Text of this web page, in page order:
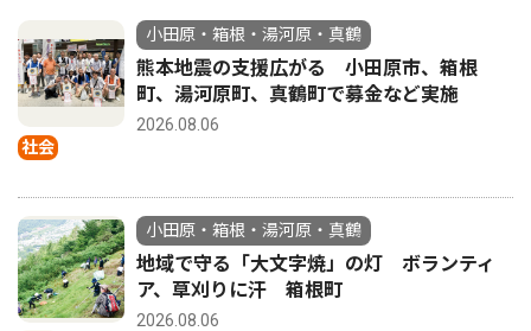
社会
小田原・箱根・湯河原・真鶴
熊本地震の支援広がる 小田原市、箱根
町、湯河原町、真鶴町で募金など実施
2026.08.06
小田原・箱根・湯河原・真鶴
地域で守る「大文字焼」の灯 ボランティ
ア、草刈りに汗 箱根町
2026.08.06